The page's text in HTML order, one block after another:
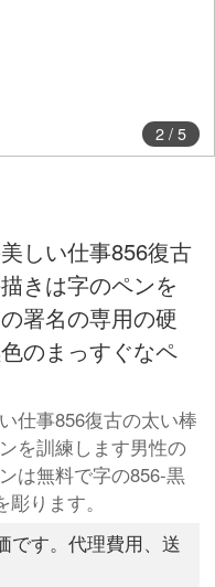
2/ 5
しい仕事856復古
きは字のペンを
署名の専用の硬
のまっすぐなペ
仕事856復古の太い棒
を訓練します男性の
は無料で字の856-黒
ります。
です。代理費用、送